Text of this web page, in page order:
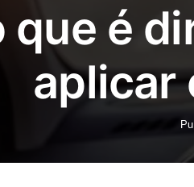
que é
aplicar